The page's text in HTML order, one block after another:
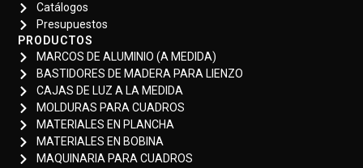
Catálogos
Presupuestos
PRODUCTOS
MARCOS DE ALUMINIO (A MEDIDA)
BASTIDORES DE MADERA PARA LIENZO
CAJAS DE LUZ A LA MEDIDA
MOLDURAS PARA CUADROS
MATERIALES EN PLANCHA
MATERIALES EN BOBINA
MAQUINARIA PARA CUADROS